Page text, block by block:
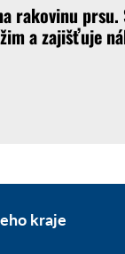
rakovinu prsu.
a zajišťuje
kraje